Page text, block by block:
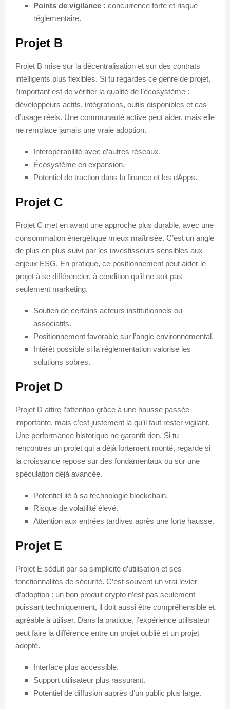
Points de vigilance : concurrence forte et risque
réglementaire.
Projet B
Projet B mise sur la décentralisation et sur des contrats
intelligents plus flexibles. Si tu regardes ce genre de projet,
l’important est de vérifier la qualité de l’écosystème :
développeurs actifs, intégrations, outils disponibles et cas
d’usage réels. Une communauté active peut aider, mais elle
ne remplace jamais une vraie adoption.
Interopérabilité avec d’autres réseaux.
Écosystème en expansion.
Potentiel de traction dans la finance et les dApps.
Projet C
Projet C met en avant une approche plus durable, avec une
consommation énergétique mieux maîtrisée. C’est un angle
de plus en plus suivi par les investisseurs sensibles aux
enjeux ESG. En pratique, ce positionnement peut aider le
projet à se différencier, à condition qu’il ne soit pas
seulement marketing.
Soutien de certains acteurs institutionnels ou
associatifs.
Positionnement favorable sur l’angle environnemental.
Intérêt possible si la réglementation valorise les
solutions sobres.
Projet D
Projet D attire l’attention grâce à une hausse passée
importante, mais c’est justement là qu’il faut rester vigilant.
Une performance historique ne garantit rien. Si tu
rencontres un projet qui a déjà fortement monté, regarde si
la croissance repose sur des fondamentaux ou sur une
spéculation déjà avancée.
Potentiel lié à sa technologie blockchain.
Risque de volatilité élevé.
Attention aux entrées tardives après une forte hausse.
Projet E
Projet E séduit par sa simplicité d’utilisation et ses
fonctionnalités de sécurité. C’est souvent un vrai levier
d’adoption : un bon produit crypto n’est pas seulement
puissant techniquement, il doit aussi être compréhensible et
agréable à utiliser. Dans la pratique, l’expérience utilisateur
peut faire la différence entre un projet oublié et un projet
adopté.
Interface plus accessible.
Support utilisateur plus rassurant.
Potentiel de diffusion auprès d’un public plus large.